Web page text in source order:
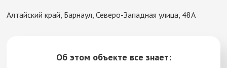
Этаж:2-20 этаж
Цена: Цены узнавайте в отделе
Алтайский край, Барнаул, Северо-Западная улица, 48А
Об этом объекте все знает: